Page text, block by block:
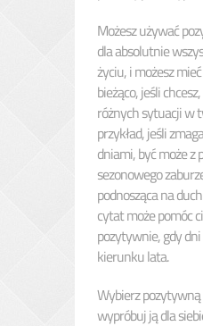
Możesz używać
dla absolutnie
życiu, i możesz
bieżąco, jeśli
różnych sytuacji w
przykład, jeśli
dniami, być może z
sezonowego
podnosząca na
cytat może pomóc
pozytywnie, gdy dni
kierunku lata.
Wybierz pozytywną
wypróbuj ją dla